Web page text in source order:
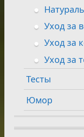
Уход за
Уход за
Уход за
Тесты
Юмор